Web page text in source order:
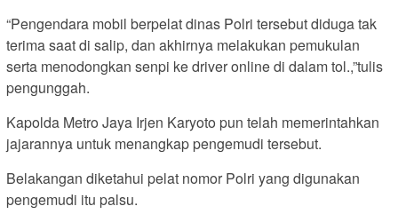
“Pengendara mobil berpelat dinas Polri tersebut diduga tak
terima saat di salip, dan akhirnya melakukan pemukulan
serta menodongkan senpi ke driver online di dalam tol.,”tulis
pengunggah.
Kapolda Metro Jaya Irjen Karyoto pun telah memerintahkan
jajarannya untuk menangkap pengemudi tersebut.
Belakangan diketahui pelat nomor Polri yang digunakan
pengemudi itu palsu.